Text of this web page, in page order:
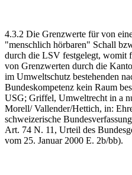
4.3.2 Die Grenzwerte für von
"menschlich hörbaren" Schall
durch die LSV festgelegt, womit
von Grenzwerten durch die
im Umweltschutz bestehenden
Bundeskompetenz kein Raum
USG; Griffel, Umweltrecht in a
Morell/ Vallender/Hettich, in:
schweizerische
Art. 74 N. 11, Urteil des
vom 25. Januar 2000 E. 2b/bb).